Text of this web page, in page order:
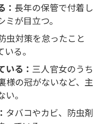
： 長年の保管で付着し
が目立つ。
虫対策を怠ったこと
る。
いる： 三人官女のうち
様の冠がないなど、主
。
タバコやカビ、防虫剤